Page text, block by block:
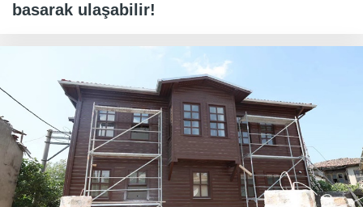
basarak ulaşabilir!